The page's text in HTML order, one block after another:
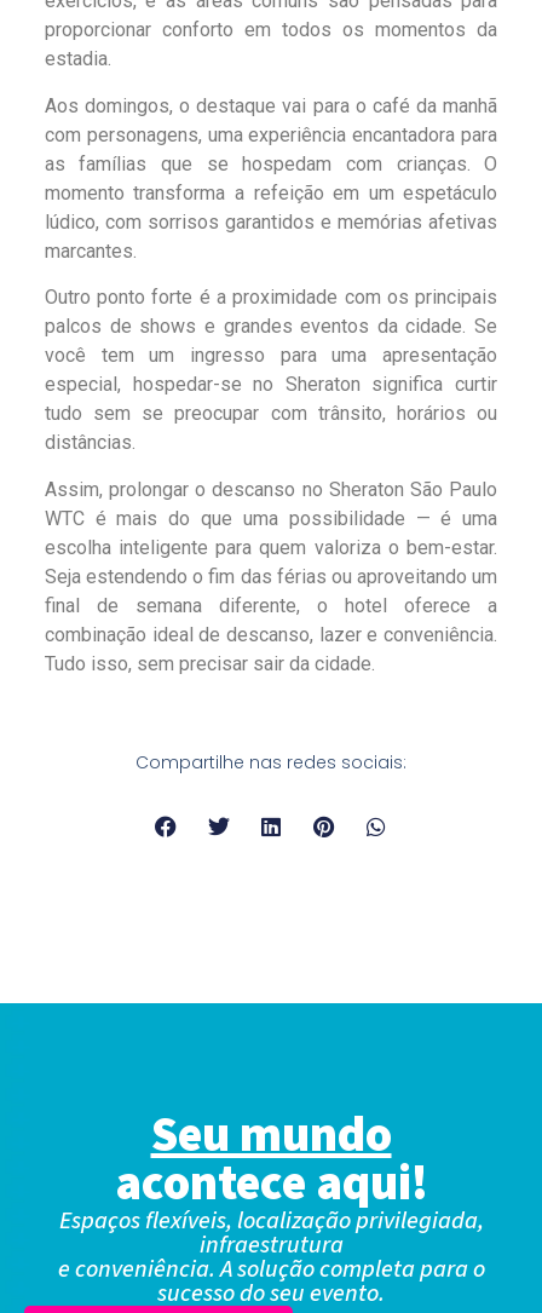
proporcionar conforto em todos os momentos da
estadia.
Aos domingos, o destaque vai para o café da manhã
com personagens, uma experiência encantadora para
as famílias que se hospedam com crianças. O
momento transforma a refeição em um espetáculo
lúdico, com sorrisos garantidos e memórias afetivas
marcantes.
Outro ponto forte é a proximidade com os principais
palcos de shows e grandes eventos da cidade. Se
você tem um ingresso para uma apresentação
especial, hospedar-se no Sheraton significa curtir
tudo sem se preocupar com trânsito, horários ou
distâncias.
Assim, prolongar o descanso no Sheraton São Paulo
WTC é mais do que uma possibilidade — é uma
escolha inteligente para quem valoriza o bem-estar.
Seja estendendo o fim das férias ou aproveitando um
final de semana diferente, o hotel oferece a
combinação ideal de descanso, lazer e conveniência.
Tudo isso, sem precisar sair da cidade.
Compartilhe nas redes sociais:
Seu mundo
acontece aqui!
Espaços flexíveis, localização privilegiada,
infraestrutura
e conveniência. A solução completa para o
sucesso do seu evento.